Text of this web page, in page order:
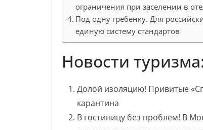
ограничения при заселении в
Под одну гребенку. Для
единую систему стандартов
Новости
Долой изоляцию! Привитые
карантина
В гостиницу без проблем! В